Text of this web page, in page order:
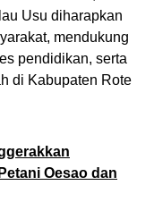
Usu diharapkan
mendukung
pendidikan, serta
di Kabupaten Rote
Oesao dan